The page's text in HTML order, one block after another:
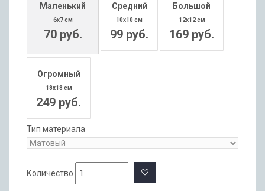
Маленький
6x7 см
70 руб.
Средний
10x10 см
99 руб.
Большой
12x12 см
169 руб.
Огромный
18x18 см
249 руб.
Тип материала
Количество